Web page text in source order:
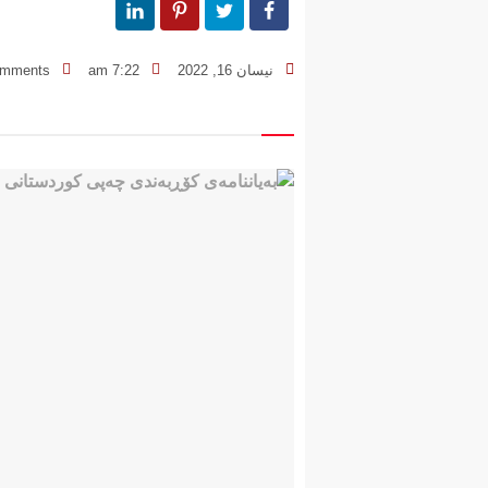
نیسان 16, 2022 7:22 am